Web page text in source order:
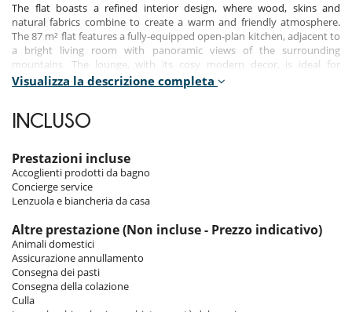
The flat boasts a refined interior design, where wood, skins and
natural fabrics combine to create a warm and friendly atmosphere.
The 87 m² flat features a fully-equipped open-plan kitchen, adjacent to
a bright living room with panoramic views of the surrounding
mountains. The lounge, with its cosy modern decor, is ideal for
relaxing after a day on the slopes.
The three en suite double bedrooms ensure optimum comfort for
ambience in which to relax. Each en suite bathroom is equipped with
The main attraction of this flat is undoubtedly its south-facing terrace.
It's unoverlooked, so you can enjoy exceptional sunshine and
spectacular mountain views. It's the perfect place to enjoy breakfast al
fresco, or to relax in the sun after a busy day.
Staff & Services
INCLUDED THE FREEDOM PACKAGE :
Entrance to the apartment by your own, linen and beds made up on
arrival, slippers and welcome products, private concierge for the
Visualizza la descrizione completa
INCLUSO
Prestazioni incluse
Accoglienti prodotti da bagno
Concierge service
Lenzuola e biancheria da casa
Altre prestazione (Non incluse - Prezzo indicativo)
Animali domestici
Assicurazione annullamento
Consegna dei pasti
Consegna della colazione
Culla